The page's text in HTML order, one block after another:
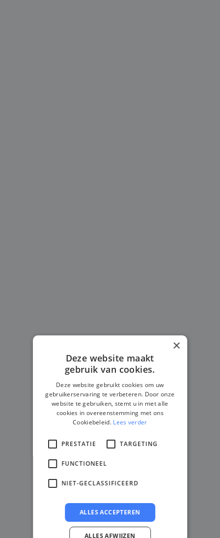
×
Deze website maakt
gebruik van cookies.
Deze website gebruikt cookies om uw
gebruikerservaring te verbeteren. Door onze
website te gebruiken, stemt u in met alle
cookies in overeenstemming met ons
Cookiebeleid. Lees verder
PRESTATIE TARGETING
FUNCTIONEEL
NIET-GECLASSIFICEERD
ALLES ACCEPTEREN
ALLES AFWIJZEN